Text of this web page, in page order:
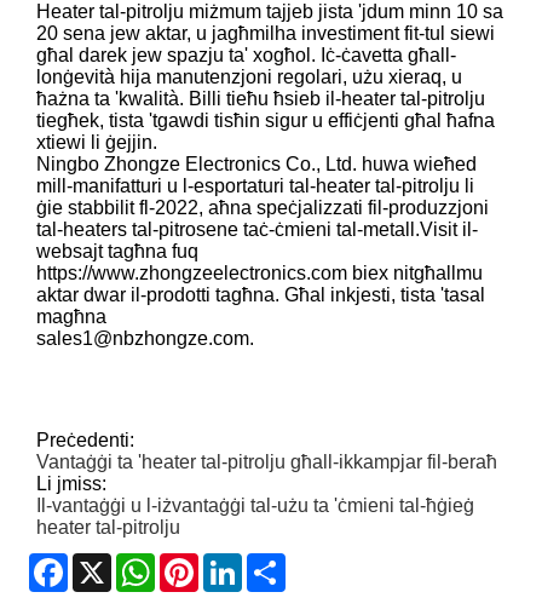
Heater tal-pitrolju miżmum tajjeb jista 'jdum minn 10 sa
20 sena jew aktar, u jagħmilha investiment fit-tul siewi
għal darek jew spazju ta' xogħol. Iċ-ċavetta għall-
lonġevità hija manutenzjoni regolari, użu xieraq, u
ħażna ta 'kwalità. Billi tieħu ħsieb il-heater tal-pitrolju
tiegħek, tista 'tgawdi tisħin sigur u effiċjenti għal ħafna
xtiewi li ġejjin.
Ningbo Zhongze Electronics Co., Ltd. huwa wieħed
mill-manifatturi u l-esportaturi tal-heater tal-pitrolju li
ġie stabbilit fl-2022, aħna speċjalizzati fil-produzzjoni
tal-heaters tal-pitrosene taċ-ċmieni tal-metall.Visit il-
websajt tagħna fuq
https://www.zhongzeelectronics.com biex nitgħallmu
aktar dwar il-prodotti tagħna. Għal inkjesti, tista 'tasal
magħna
sales1@nbzhongze.com.
Preċedenti:
Vantaġġi ta 'heater tal-pitrolju għall-ikkampjar fil-beraħ
Li jmiss:
Il-vantaġġi u l-iżvantaġġi tal-użu ta 'ċmieni tal-ħġieġ
heater tal-pitrolju
Facebook
X WhatsApp
PinterestLinkedIn